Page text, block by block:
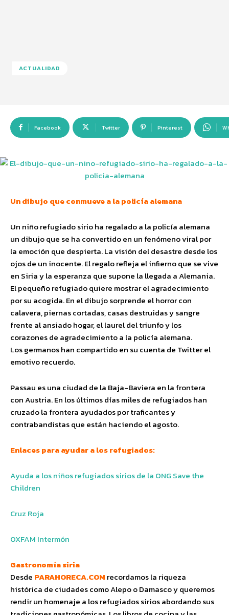
ACTUALIDAD
Facebook Twitter Pinterest
Un dibujo que conmueve a la policía alemana
Un niño refugiado sirio ha regalado a la policía alemana
un dibujo que se ha convertido en un fenómeno viral por
la emoción que despierta. La visión del desastre desde los
ojos de un inocente. El regalo refleja el infierno que se vive
en Siria y la esperanza que supone la llegada a Alemania.
El pequeño refugiado quiere mostrar el agradecimiento
por su acogida. En el dibujo sorprende el horror con
calavera, piernas cortadas, casas destruidas y sangre
frente al ansiado hogar, el laurel del triunfo y los
corazones de agradecimiento a la policía alemana.
Los germanos han compartido en su cuenta de Twitter el
emotivo recuerdo.
Passau es una ciudad de la Baja-Baviera en la frontera
con Austria. En los últimos días miles de refugiados han
cruzado la frontera ayudados por traficantes y
contrabandistas que están haciendo el agosto.
Enlaces para ayudar a los refugiados:
Ayuda a los niños refugiados sirios de la ONG Save the
Children
Cruz Roja
OXFAM Intermón
Gastronomía siria
Desde PARAHORECA.COM recordamos la riqueza
histórica de ciudades como Alepo o Damasco y queremos
rendir un homenaje a los refugiados sirios abordando sus